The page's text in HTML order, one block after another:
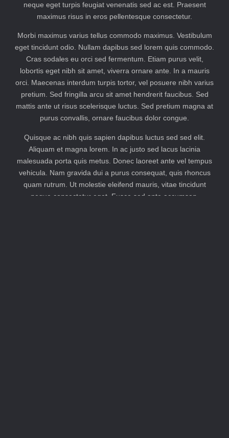
neque eget turpis feugiat venenatis sed ac est. Praesent
maximus risus in eros pellentesque consectetur.
Morbi maximus varius tellus commodo maximus. Vestibulum
eget tincidunt odio. Nullam dapibus sed lorem quis commodo.
Cras sodales eu orci sed fermentum. Etiam purus velit,
lobortis eget nibh sit amet, viverra ornare ante. In a mauris
orci. Maecenas interdum turpis tortor, vel posuere nibh varius
pretium. Sed fringilla arcu sit amet hendrerit faucibus. Sed
mattis ante ut risus scelerisque luctus. Sed pretium magna at
purus convallis, ornare faucibus dolor congue.
Quisque ac nibh quis sapien dapibus luctus sed sed elit.
Aliquam et magna lorem. In ac justo sed lacus lacinia
malesuada porta quis metus. Donec laoreet ante vel tempus
vehicula. Nam gravida dui a purus consequat, quis rhoncus
quam rutrum. Ut molestie eleifend mauris, vitae tincidunt
neque consectetur eget. Fusce sed ante accumsan,